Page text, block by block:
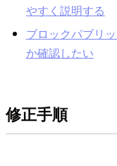
やすく説明する
ブロックパブリ
か確認したい
修正手順